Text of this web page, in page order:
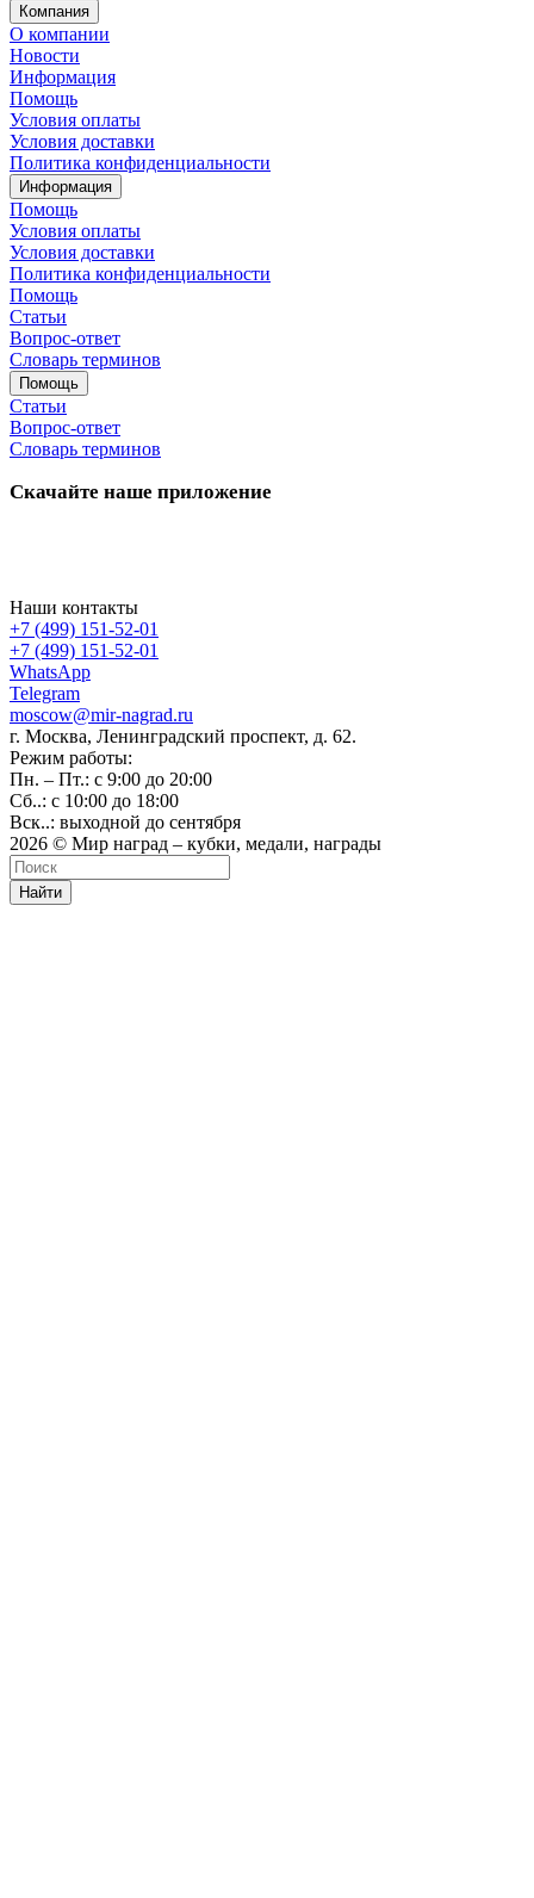
Компания
О компании
Новости
Информация
Помощь
Условия оплаты
Условия доставки
Политика конфиденциальности
Информация
Помощь
Условия оплаты
Условия доставки
Политика конфиденциальности
Помощь
Статьи
Вопрос-ответ
Словарь терминов
Помощь
Статьи
Вопрос-ответ
Словарь терминов
Скачайте наше приложение
Наши контакты
+7 (499) 151-52-01
+7 (499) 151-52-01
WhatsApp
Telegram
moscow@mir-nagrad.ru
г. Москва, Ленинградский проспект, д. 62.
Режим работы:
Пн. – Пт.: с 9:00 до 20:00
Сб..: с 10:00 до 18:00
Вск..: выходной до сентября
2026 © Мир наград – кубки, медали, награды
Найти